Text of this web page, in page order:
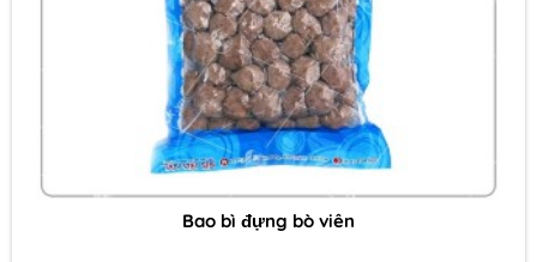
Bao bì đựng bò viên